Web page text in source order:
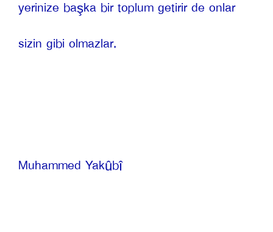
yerinize başka bir toplum getirir de onlar
sizin gibi olmazlar.
Muhammed Yakûbî